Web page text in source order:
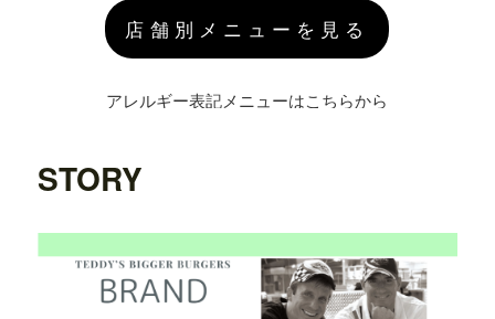
店舗別メニューを見る
アレルギー表記メニューはこちらから
STORY